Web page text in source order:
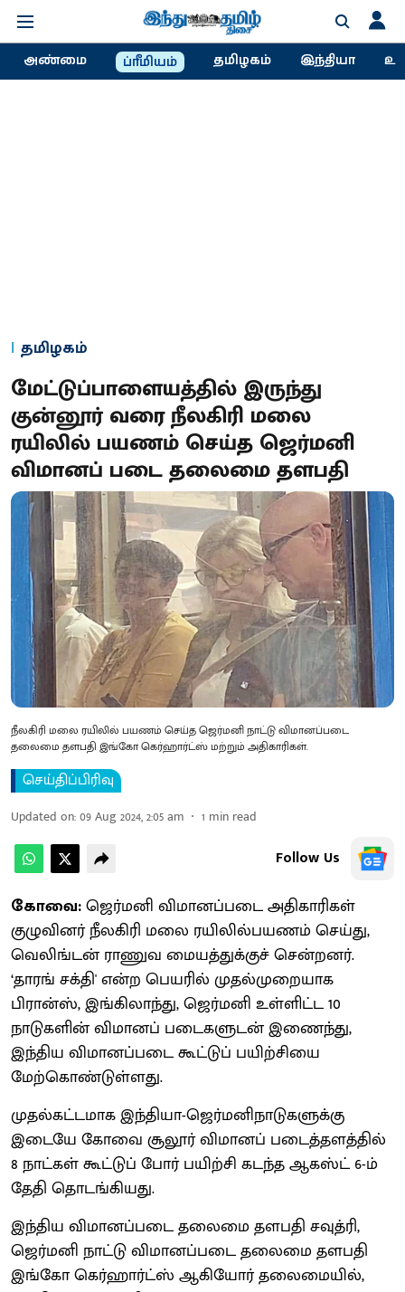
அண்மை ப்ரீமியம் தமிழகம் இந்தியா
தமிழகம்
மேட்டுப்பாளையத்தில் இருந்து
குன்னூர் வரை நீலகிரி மலை
ரயிலில் பயணம் செய்த ஜெர்மனி
விமானப் படை தலைமை தளபதி
நீலகிரி மலை ரயிலில் பயணம் செய்த ஜெர்மனி நாட்டு விமானப்படை
தலைமை தளபதி இங்கோ கெர்ஹார்ட்ஸ் மற்றும் அதிகாரிகள்.
செய்திப்பிரிவு
Updated on:09 Aug 2024, 2:05 am 1 min read
Follow Us
கோவை:ஜெர்மனி விமானப்படை அதிகாரிகள்
குழுவினர் நீலகிரி மலை ரயிலில்பயணம் செய்து,
வெலிங்டன் ராணுவ மையத்துக்குச் சென்றனர்.
‘தாரங் சக்தி' என்ற பெயரில் முதல்முறையாக
பிரான்ஸ், இங்கிலாந்து, ஜெர்மனி உள்ளிட்ட 10
நாடுகளின் விமானப் படைகளுடன் இணைந்து,
இந்திய விமானப்படை கூட்டுப் பயிற்சியை
மேற்கொண்டுள்ளது.
முதல்கட்டமாக இந்தியா-ஜெர்மனிநாடுகளுக்கு
இடையே கோவை சூலூர் விமானப் படைத்தளத்தில்
8 நாட்கள் கூட்டுப் போர் பயிற்சி கடந்த ஆகஸ்ட் 6-ம்
தேதி தொடங்கியது.
இந்திய விமானப்படை தலைமை தளபதி சவுத்ரி,
ஜெர்மனி நாட்டு விமானப்படை தலைமை தளபதி
இங்கோ கெர்ஹார்ட்ஸ் ஆகியோர் தலைமையில்,